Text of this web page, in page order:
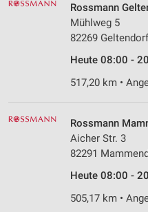
Rossmann
Mühlweg 5
82269
Heute 08:00 -
517,20 km •
Rossmann
Aicher Str. 3
82291
Heute 08:00 -
505,17 km •
Verwendung reduzierter
Performance